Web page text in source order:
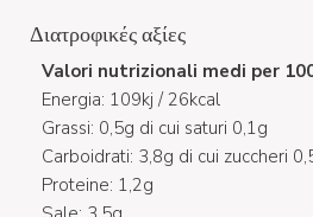
Διατροφικές αξίες
Valori nutrizionali medi per
Energia: 109kj / 26kcal
Grassi: 0,5g di cui saturi 0,1g
Carboidrati: 3,8g di cui zuccheri
Proteine: 1,2g